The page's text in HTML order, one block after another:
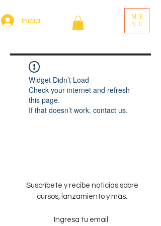
Iniciar sesión
ME
NU
Widget Didn’t Load
Check your internet and refresh
this page.
If that doesn’t work, contact us.
Suscríbete y recibe noticias sobre
cursos, lanzamiento y más.